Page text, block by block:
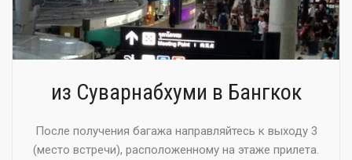
из Суварнабхуми в Бангкок
После получения багажа направляйтесь к выходу 3
(место встречи), расположенному на этаже прилета.